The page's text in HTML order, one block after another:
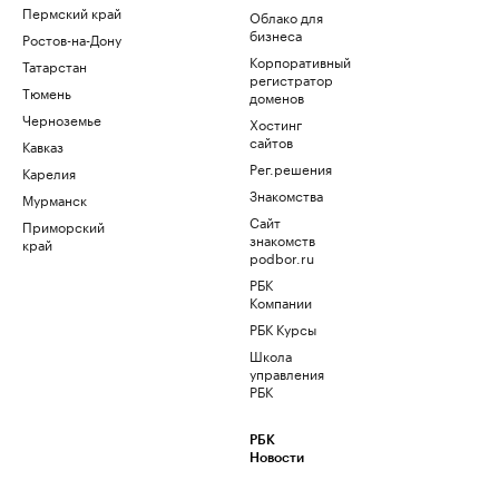
Пермский край
Ростов-на-Дону
Татарстан
Тюмень
Черноземье
Кавказ
Карелия
Мурманск
Приморский
край
Облако для
бизнеса
Корпоративный
регистратор
доменов
Хостинг
сайтов
Рег.решения
Знакомства
Сайт
знакомств
podbor.ru
РБК
Компании
РБК Курсы
Школа
управления
РБК
РБК
Новости